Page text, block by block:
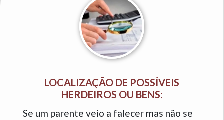
LOCALIZAÇÃO DE POSSÍVEIS
HERDEIROS OU BENS:
Se um parente veio a falecer mas não se